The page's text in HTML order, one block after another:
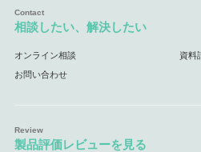
相談したい、解決したい
オンライン相談 資料
お問い合わせ
製品評価レビューを見る